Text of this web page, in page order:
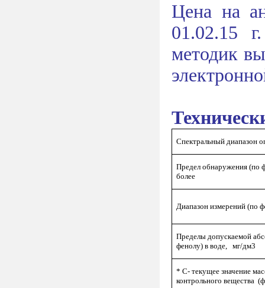
Цена на
01.02.15
методик
Спектральный диапазон
Предел обнаружения (по
более
Диапазон измерений (по
Пределы допускаемой
фенолу) в воде, мг/дм3
* С- текущее значение
контрольного вещества